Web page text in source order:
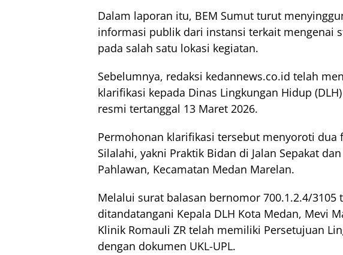
Dalam laporan itu, BEM Sumut turut
informasi publik dari instansi terkait mengenai
pada salah satu lokasi kegiatan.
Sebelumnya, redaksi kedannews.co.id telah
klarifikasi kepada Dinas Lingkungan Hidup
resmi tertanggal 13 Maret 2026.
Permohonan klarifikasi tersebut menyoroti dua
Silalahi, yakni Praktik Bidan di Jalan Sepakat
Pahlawan, Kecamatan Medan Marelan.
Melalui surat balasan bernomor 700.1.2.4/3105
ditandatangani Kepala DLH Kota Medan, Mevi
Klinik Romauli ZR telah memiliki Persetujuan
dengan dokumen UKL-UPL.